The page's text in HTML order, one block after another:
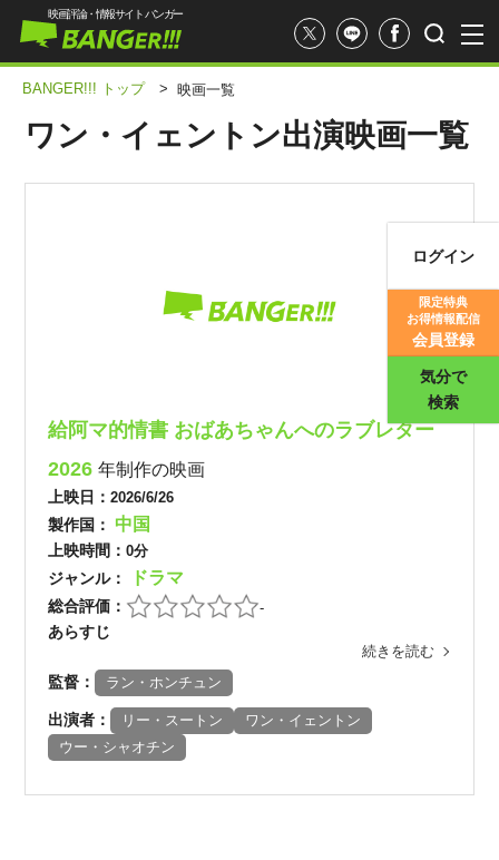
映画評価
映画評論・情報サイト バンガー
ログイン
限定特典
お得情報配信
会員登録
気分で
検索
BANGER!!! トップ > 映画一覧
ワン・イェントン出演映画一覧
給阿マ的情書 おばあちゃんへのラブレター
2026年制作の映画
上映日：2026/6/26
製作国： 中国
上映時間：0分
ジャンル： ドラマ
総合評価： -
あらすじ
続きを読む
監督： ラン・ホンチュン
出演者： リー・スートン
ワン・イェントン
ウー・シャオチン